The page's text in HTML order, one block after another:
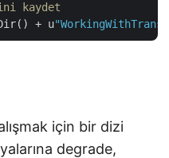
kaydet
+ u
için bir dizi
degrade,